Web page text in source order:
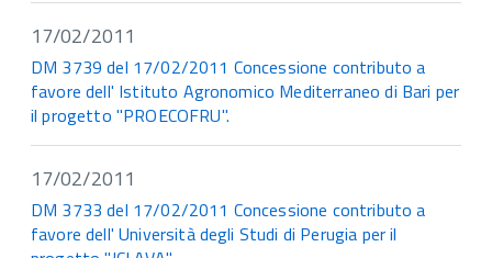
17/02/2011
DM 3739 del 17/02/2011 Concessione contributo a
favore dell' Istituto Agronomico Mediterraneo di Bari per
il progetto "PROECOFRU".
17/02/2011
DM 3733 del 17/02/2011 Concessione contributo a
favore dell' Università degli Studi di Perugia per il